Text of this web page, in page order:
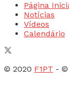
Página
Notícias
Vídeos
Calendário
© 2020 F1PT - ©